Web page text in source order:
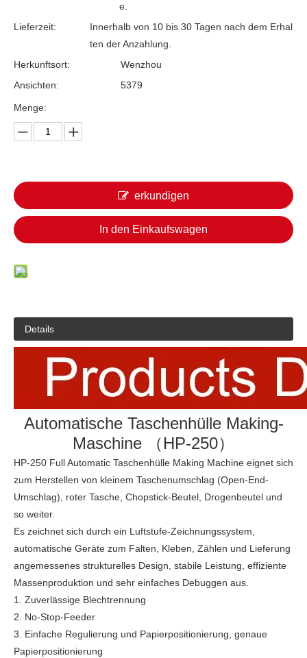
e.
Lieferzeit:
Innerhalb von 10 bis 30 Tagen nach dem Erhal
ten der Anzahlung.
Herkunftsort:
Wenzhou
Ansichten:
5379
Menge:
erkundigen
In den Einkaufswagen
Details
Automatische Taschenhülle Making-
Maschine （HP-250）
HP-250 Full Automatic Taschenhülle Making Machine eignet sich
zum Herstellen von kleinem Taschenumschlag (Open-End-
Umschlag), roter Tasche, Chopstick-Beutel, Drogenbeutel und
so weiter.
Es zeichnet sich durch ein Luftstufe-Zeichnungssystem,
automatische Geräte zum Falten, Kleben, Zählen und Lieferung
angemessenes strukturelles Design, stabile Leistung, effiziente
Massenproduktion und sehr einfaches Debuggen aus.
1. Zuverlässige Blechtrennung
2. No-Stop-Feeder
3. Einfache Regulierung und Papierpositionierung, genaue
Papierpositionierung